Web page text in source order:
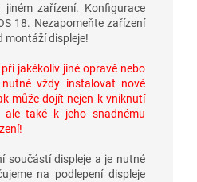
zařízení. Konfigurace
18. Nezapomeňte zařízení
montáží displeje!
jakékoliv jiné opravě nebo
vždy instalovat nové
může dojít nejen k vniknutí
ale také k jeho snadnému
součástí displeje a je nutné
na podlepení displeje